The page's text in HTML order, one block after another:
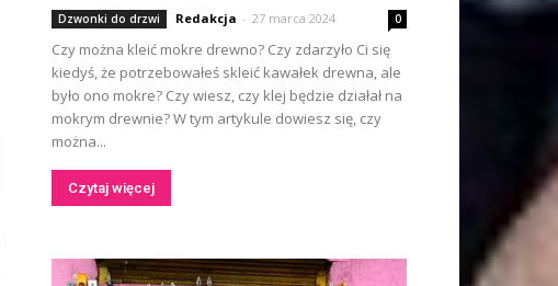
Dzwonki do drzwi Redakcja - 27 marca 2024 0
Czy można kleić mokre drewno? Czy zdarzyło Ci się
kiedyś, że potrzebowałeś skleić kawałek drewna, ale
było ono mokre? Czy wiesz, czy klej będzie działał na
mokrym drewnie? W tym artykule dowiesz się, czy
można...
Czytaj więcej